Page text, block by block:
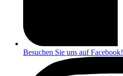
Besuchen Sie uns auf Facebook!